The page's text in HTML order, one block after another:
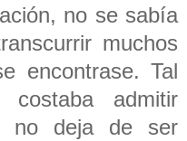
no se sabía
muchos
encontrase. Tal
admitir
no deja de ser